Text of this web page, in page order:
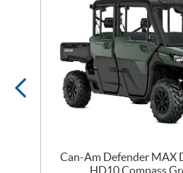
Can-Am Defender MAX
HD10 Compass